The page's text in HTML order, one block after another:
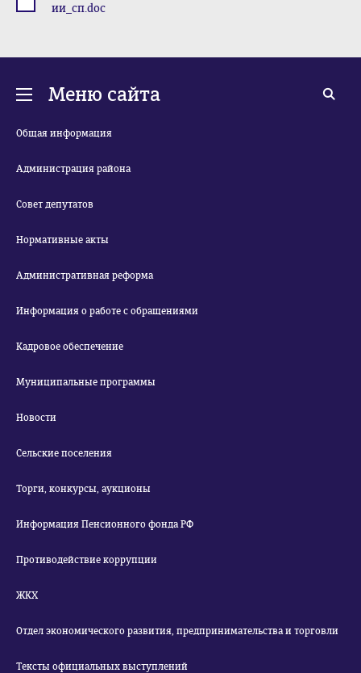
ии_сп.doc
Меню сайта
Общая информация
Администрация района
Совет депутатов
Нормативные акты
Административная реформа
Информация о работе с обращениями
Кадровое обеспечение
Муниципальные программы
Новости
Сельские поселения
Торги, конкурсы, аукционы
Информация Пенсионного фонда РФ
Противодействие коррупции
ЖКХ
Отдел экономического развития, предпринимательства и торговли
Тексты официальных выступлений